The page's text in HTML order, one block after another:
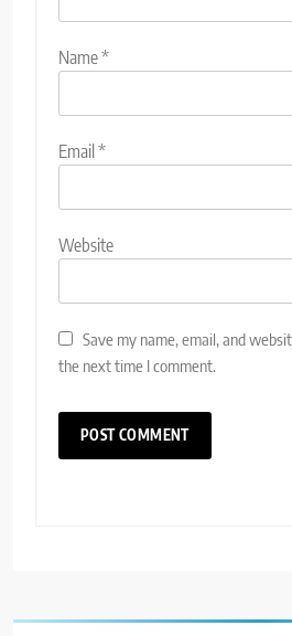
Name*
Email*
Website
Save my name, email, and
the next time I comment.